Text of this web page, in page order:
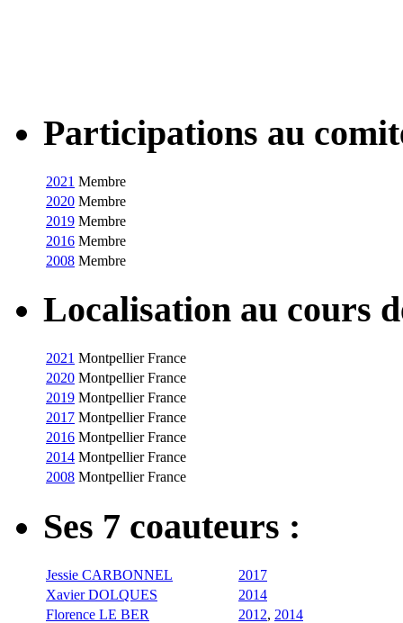
Participations au
2021 Membre
2020 Membre
2019 Membre
2016 Membre
2008 Membre
Localisation au cours
2021 Montpellier France
2020 Montpellier France
2019 Montpellier France
2017 Montpellier France
2016 Montpellier France
2014 Montpellier France
2008 Montpellier France
Ses 7 coauteurs :
Jessie CARBONNEL
2017
Xavier DOLQUES
2014
Florence LE BER
2012, 2014